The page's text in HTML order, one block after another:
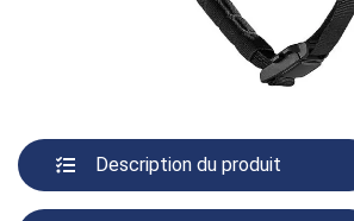
Description du produit